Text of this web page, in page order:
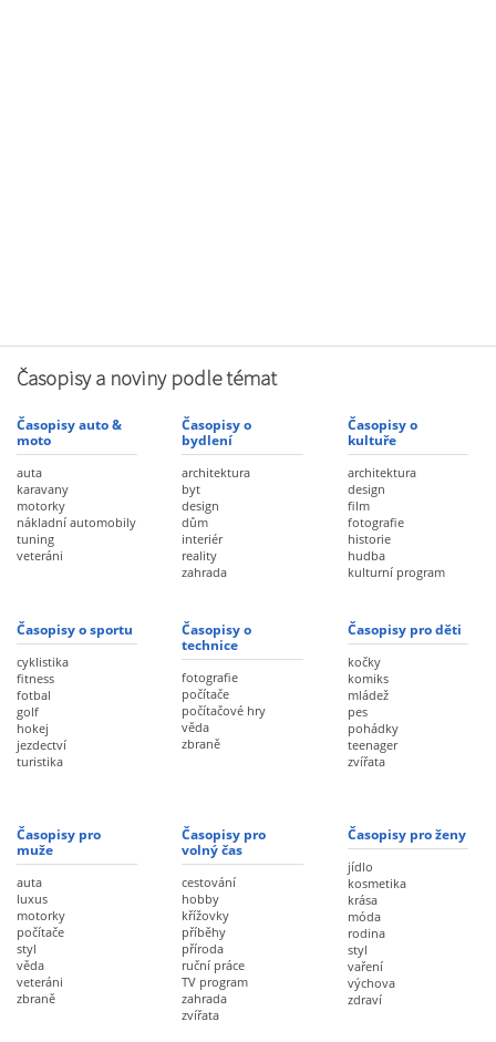
Časopisy a noviny podle témat
Časopisy auto &
moto
auta
karavany
motorky
nákladní automobily
tuning
veteráni
Časopisy o
bydlení
architektura
byt
design
dům
interiér
reality
zahrada
Časopisy o
kultuře
architektura
design
film
fotografie
historie
hudba
kulturní program
Časopisy o sportu
cyklistika
fitness
fotbal
golf
hokej
jezdectví
turistika
Časopisy o
technice
fotografie
počítače
počítačové hry
věda
zbraně
Časopisy pro děti
kočky
komiks
mládež
pes
pohádky
teenager
zvířata
Časopisy pro
muže
auta
luxus
motorky
počítače
styl
věda
veteráni
zbraně
Časopisy pro
volný čas
cestování
hobby
křížovky
příběhy
příroda
ruční práce
TV program
zahrada
zvířata
Časopisy pro ženy
jídlo
kosmetika
krása
móda
rodina
styl
vaření
výchova
zdraví